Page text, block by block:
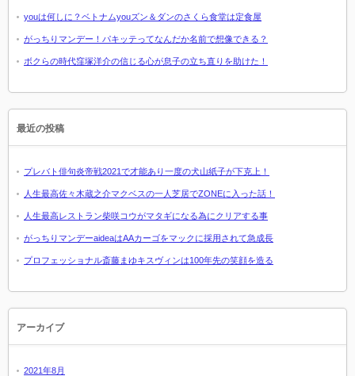
youは何しに？ベトナムyouズン＆ダンのさくら食堂は定食屋
がっちりマンデー！パキッテってなんだか名前で想像できる？
ボクらの時代窪塚洋介の信じる心が息子の立ち直りを助けた！
最近の投稿
プレバト俳句炎帝戦2021で才能あり一度の犬山紙子が下克上！
人生最高佐々木蔵之介マクベスの一人芝居でZONEに入った話！
人生最高レストラン柴咲コウがマタギになる為にクリアする事
がっちりマンデーaideaはAAカーゴをマックに採用されて急成長
プロフェッショナル斎藤まゆキスヴィンは100年先の笑顔を造る
アーカイブ
2021年8月